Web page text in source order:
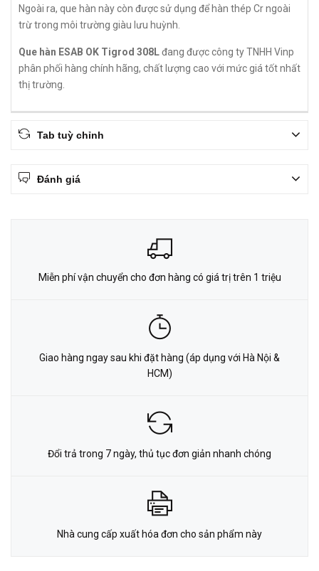
Ngoài ra, que hàn này còn được sử dụng để hàn thép Cr ngoài
trừ trong môi trường giàu lưu huỳnh.
Que hàn ESAB OK Tigrod 308Lđang được công ty TNHH Vinp
phân phối hàng chính hãng, chất lượng cao với mức giá tốt nhất
thị trường.
Tab tuỳ chỉnh
Đánh giá
Miễn phí vận chuyển cho đơn hàng có giá trị trên 1 triệu
Giao hàng ngay sau khi đặt hàng (áp dụng với Hà Nội &
HCM)
Đổi trả trong 7 ngày, thủ tục đơn giản nhanh chóng
Nhà cung cấp xuất hóa đơn cho sản phẩm này